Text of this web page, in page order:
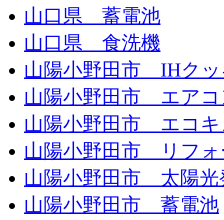
山口県 蓄電池
山口県 食洗機
山陽小野田市 IHクッ
山陽小野田市 エアコ
山陽小野田市 エコキ
山陽小野田市 リフォ
山陽小野田市 太陽光
山陽小野田市 蓄電池